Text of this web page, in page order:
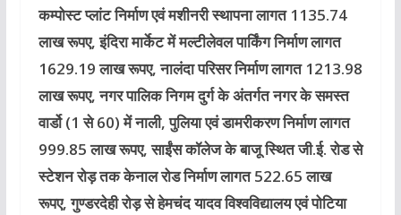
कम्पोस्ट प्लांट निर्माण एवं मशीनरी स्थापना लागत 1135.74
लाख रूपए, इंदिरा मार्केट में मल्टीलेवल पार्किंग निर्माण लागत
1629.19 लाख रूपए, नालंदा परिसर निर्माण लागत 1213.98
लाख रूपए, नगर पालिक निगम दुर्ग के अंतर्गत नगर के समस्त
वार्डो (1 से 60) में नाली, पुलिया एवं डामरीकरण निर्माण लागत
999.85 लाख रूपए, साईंस कॉलेज के बाजू स्थित जी.ई. रोड से
स्टेशन रोड़ तक केनाल रोड निर्माण लागत 522.65 लाख
रूपए, गुण्डरदेही रोड़ से हेमचंद यादव विश्वविद्यालय एवं पोटिया